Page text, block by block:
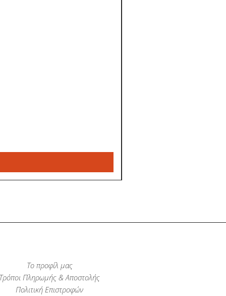
Το προφίλ μας
Τρόποι Πληρωμής & Αποστολής
Πολιτική Επιστροφών